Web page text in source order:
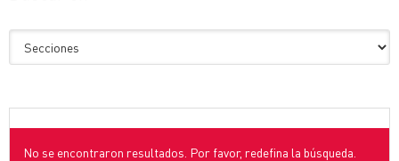
No se encontraron resultados. Por favor, redefina la búsqueda.